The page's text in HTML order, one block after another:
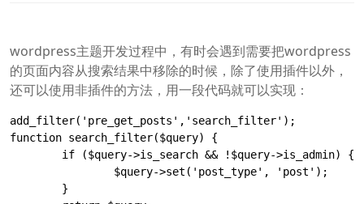
wordpress主题开发过程中，有时会遇到需要把wordpress
的页面内容从搜索结果中移除的时候，除了使用插件以外，
还可以使用非插件的方法，用一段代码就可以实现：
add_filter('pre_get_posts','search_filter');
function search_filter($query) {